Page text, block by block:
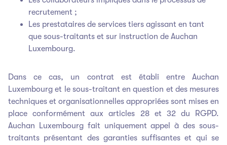
recrutement ;
Les prestataires de services tiers agissant en tant
que sous-traitants et sur instruction de Auchan
Luxembourg.
Dans ce cas, un contrat est établi entre Auchan
Luxembourg et le sous-traitant en question et des mesures
techniques et organisationnelles appropriées sont mises en
place conformément aux articles 28 et 32 du RGPD.
Auchan Luxembourg fait uniquement appel à des sous-
traitants présentant des garanties suffisantes et qui se